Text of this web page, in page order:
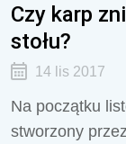
Czy karp
stołu?
14 lis 2017
Na początku
stworzony